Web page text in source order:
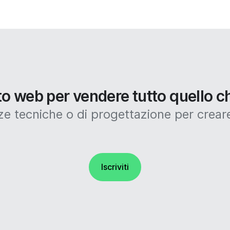
web per vendere tutto quello
tecniche o di progettazione per
Iscriviti